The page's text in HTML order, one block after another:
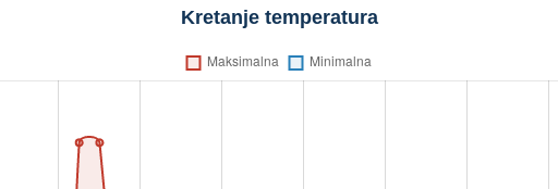
Kretanje temperatura